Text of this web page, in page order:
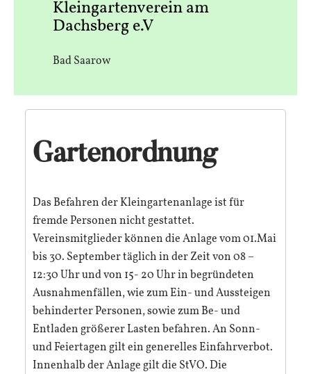
Kleingartenverein am
Dachsberg e.V
Bad Saarow
Gartenordnung
Das Befahren der Kleingartenanlage ist für
fremde Personen nicht gestattet.
Vereinsmitglieder können die Anlage vom 01.Mai
bis 30. September täglich in der Zeit von 08 –
12:30 Uhr und von 15- 20 Uhr in begründeten
Ausnahmenfällen, wie zum Ein- und Aussteigen
behinderter Personen, sowie zum Be- und
Entladen größerer Lasten befahren. An Sonn-
und Feiertagen gilt ein generelles Einfahrverbot.
Innenhalb der Anlage gilt die StVO. Die